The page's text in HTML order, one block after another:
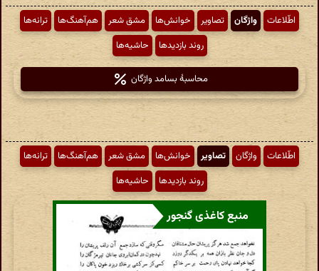
اطّلاعات واژگان تصاویر خوانش‌ها مشق شعر هم‌آهنگ‌ها
ترانه‌ها
روند بازدیدها
حاشیه‌ها
محاسبهٔ بسامد واژگان
اطّلاعات واژگان تصاویر خوانش‌ها مشق شعر هم‌آهنگ‌ها
ترانه‌ها
روند بازدیدها
حاشیه‌ها
منبع کاغذی گنجور